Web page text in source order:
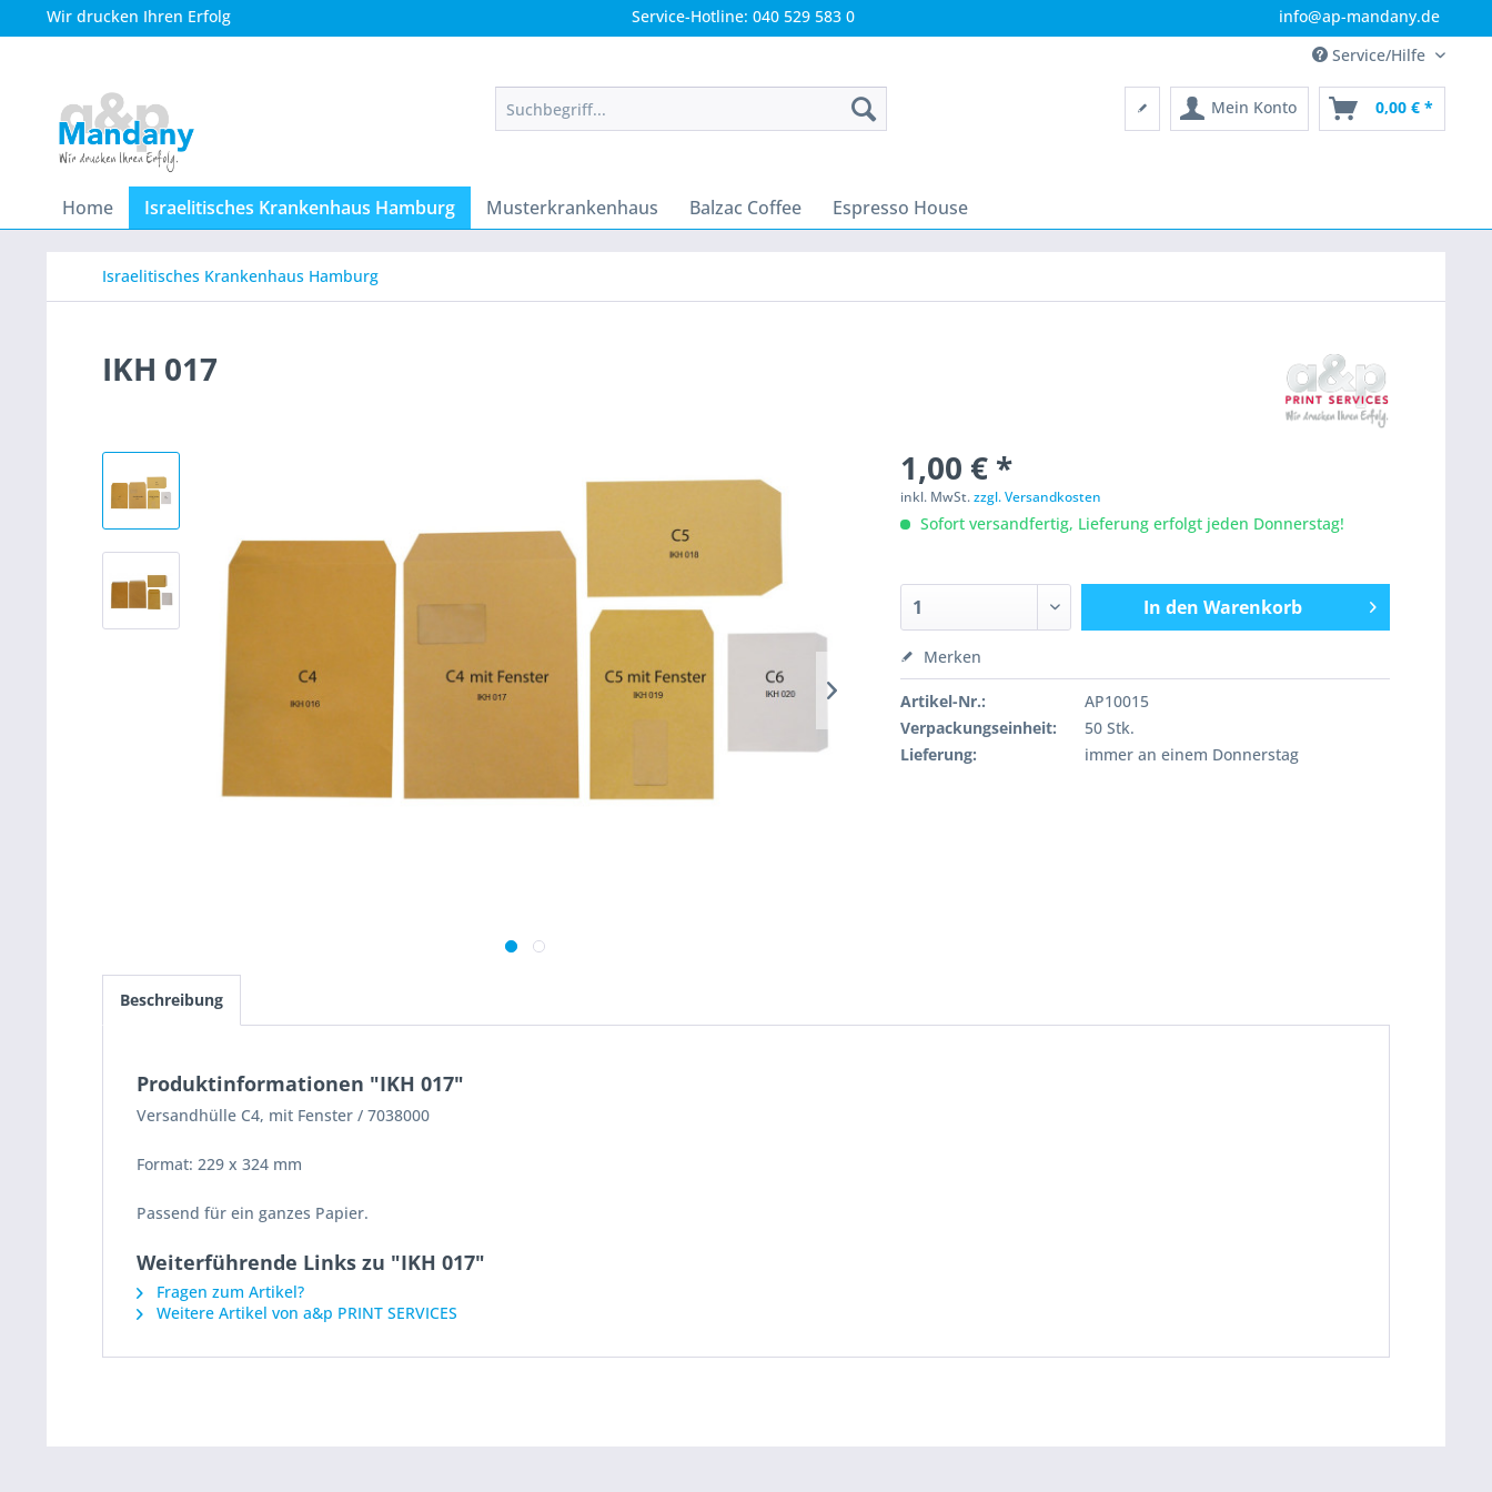
Wir drucken Ihren Erfolg Service-Hotline: 040 529 583 0
info@ap-mandany.de
Service/Hilfe
Mein Konto 0,00 € *
Home Israelitisches Krankenhaus Hamburg Musterkrankenhaus Balzac Coffee Espresso House
Israelitisches Krankenhaus Hamburg
IKH 017
1,00 € *
inkl. MwSt.zzgl. Versandkosten
Sofort versandfertig, Lieferung erfolgt jeden Donnerstag!
In den Warenkorb
Merken
Artikel-Nr.:
AP10015
Verpackungseinheit:
50 Stk.
Lieferung:
immer an einem Donnerstag
Beschreibung
Produktinformationen "IKH 017"
Versandhülle C4, mit Fenster / 7038000
Format: 229 x 324 mm
Passend für ein ganzes Papier.
Weiterführende Links zu "IKH 017"
Fragen zum Artikel?
Weitere Artikel von a&p PRINT SERVICES